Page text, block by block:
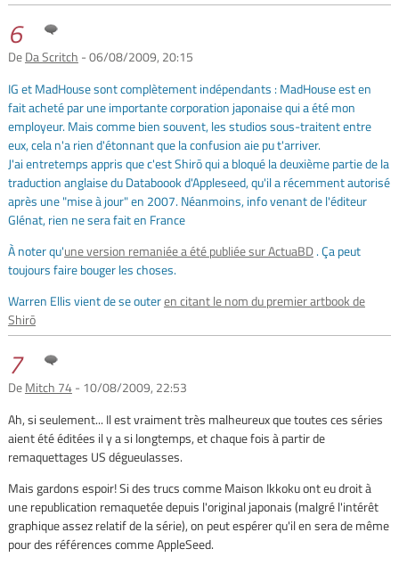
6
DeDa Scritch - 06/08/2009, 20:15
IG et MadHouse sont complètement indépendants : MadHouse est en
fait acheté par une importante corporation japonaise qui a été mon
employeur. Mais comme bien souvent, les studios sous-traitent entre
eux, cela n'a rien d'étonnant que la confusion aie pu t'arriver.
J'ai entretemps appris que c'est Shirō qui a bloqué la deuxième partie de la
traduction anglaise du Databoook d'Appleseed, qu'il a récemment autorisé
après une "mise à jour" en 2007. Néanmoins, info venant de l'éditeur
Glénat, rien ne sera fait en France
À noter qu'une version remaniée a été publiée sur ActuaBD. Ça peut
toujours faire bouger les choses.
Warren Ellis vient de se outeren citant le nom du premier artbook de
Shirō
7
DeMitch 74- 10/08/2009, 22:53
Ah, si seulement... Il est vraiment très malheureux que toutes ces séries
aient été éditées il y a si longtemps, et chaque fois à partir de
remaquettages US dégueulasses.
Mais gardons espoir! Si des trucs comme Maison Ikkoku ont eu droit à
une republication remaquetée depuis l'original japonais (malgré l'intérêt
graphique assez relatif de la série), on peut espérer qu'il en sera de même
pour des références comme AppleSeed.